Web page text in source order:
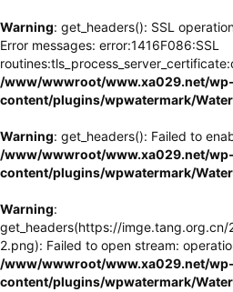
Warning: get_headers(): SSL
Error messages: error:1416F086:SSL
/www/wwwroot/www.xa029.net/wp-
content/plugins/wpwatermark/
Warning: get_headers(): Failed to
/www/wwwroot/www.xa029.net/wp-
content/plugins/wpwatermark/
Warning:
get_headers(https://
2.png): Failed to open stream:
/www/wwwroot/www.xa029.net/wp-
content/plugins/wpwatermark/